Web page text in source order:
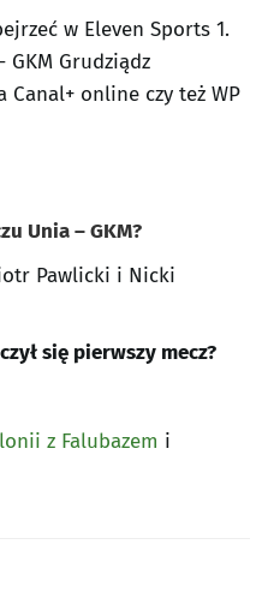
w Eleven Sports 1.
GKM Grudziądz
online czy też WP
Unia – GKM?
Pawlicki i Nicki
się pierwszy mecz?
z Falubazem i